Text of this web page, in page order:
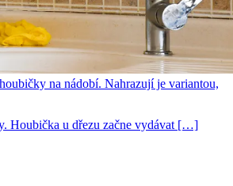
na nádobí. Nahrazují je variantou,
Houbička u dřezu začne vydávat […]